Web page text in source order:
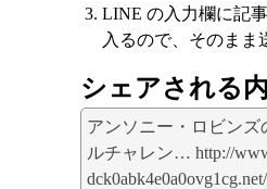
LINE の入力欄に記
入るので、そのまま
シェアされる
アンソニー・ロビンズ
ルチャレン… http://